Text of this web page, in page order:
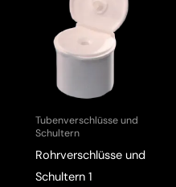
Tubenverschlüsse und
Schultern
Rohrverschlüsse und
Schultern 1